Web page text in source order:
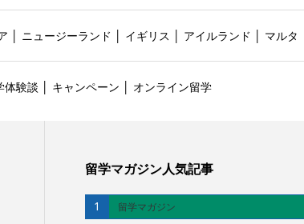
ニュージーランド イギリス アイルランド マルタ
体験談 キャンペーン オンライン留学
留学マガジン人気記事
1 留学マガジン